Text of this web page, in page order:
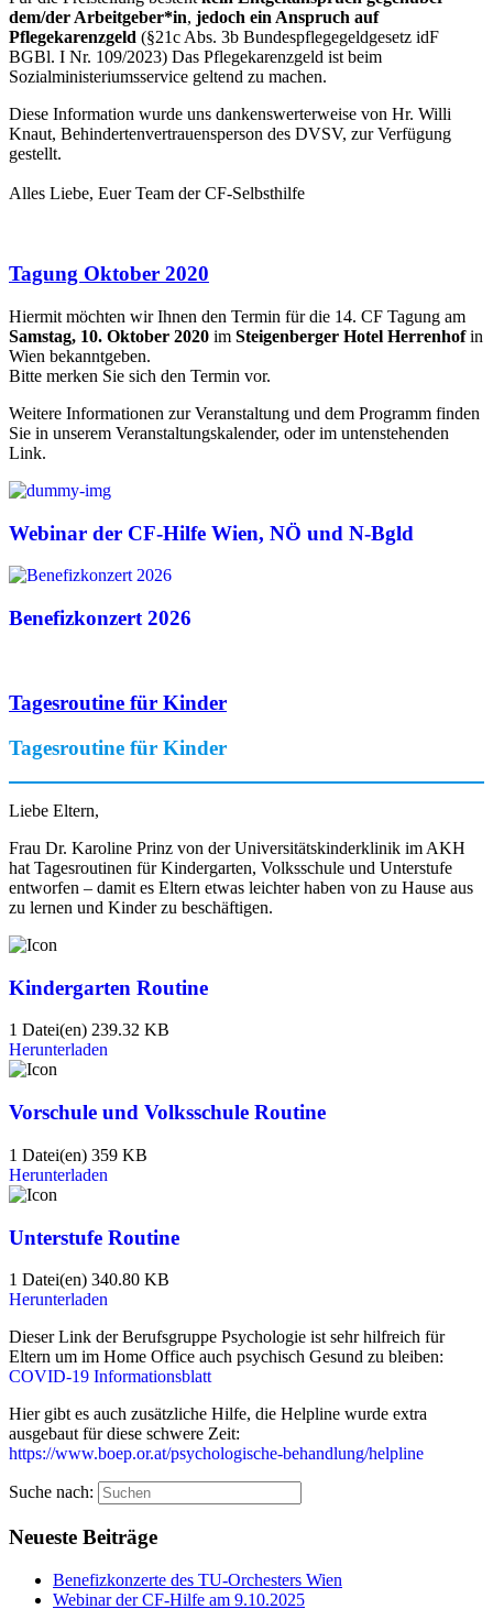
dem/der Arbeitgeber*in, jedoch ein Anspruch auf
Pflegekarenzgeld (§21c Abs. 3b Bundespflegegeldgesetz idF
BGBl. I Nr. 109/2023) Das Pflegekarenzgeld ist beim
Sozialministeriumsservice geltend zu machen.
Diese Information wurde uns dankenswerterweise von Hr. Willi
Knaut, Behindertenvertrauensperson des DVSV, zur Verfügung
gestellt.
Alles Liebe, Euer Team der CF-Selbsthilfe
Tagung Oktober 2020
Hiermit möchten wir Ihnen den Termin für die 14. CF Tagung am
Samstag, 10. Oktober 2020 im Steigenberger Hotel Herrenhofin
Wien bekanntgeben.
Bitte merken Sie sich den Termin vor.
Weitere Informationen zur Veranstaltung und dem Programm finden
Sie in unserem Veranstaltungskalender, oder im untenstehenden
Link.
Webinar der CF-Hilfe Wien, NÖ und N-Bgld
Benefizkonzert 2026
Tagesroutine für Kinder
Tagesroutine für Kinder
Liebe Eltern,
Frau Dr. Karoline Prinz von der Universitätskinderklinik im AKH
hat Tagesroutinen für Kindergarten, Volksschule und Unterstufe
entworfen – damit es Eltern etwas leichter haben von zu Hause aus
zu lernen und Kinder zu beschäftigen.
Kindergarten Routine
1 Datei(en) 239.32 KB
Herunterladen
Vorschule und Volksschule Routine
1 Datei(en) 359 KB
Herunterladen
Unterstufe Routine
1 Datei(en) 340.80 KB
Herunterladen
Dieser Link der Berufsgruppe Psychologie ist sehr hilfreich für
Eltern um im Home Office auch psychisch Gesund zu bleiben:
COVID-19 Informationsblatt
Hier gibt es auch zusätzliche Hilfe, die Helpline wurde extra
ausgebaut für diese schwere Zeit:
https://www.boep.or.at/psychologische-behandlung/helpline
Suche nach:
Neueste Beiträge
Benefizkonzerte des TU-Orchesters Wien
Webinar der CF-Hilfe am 9.10.2025